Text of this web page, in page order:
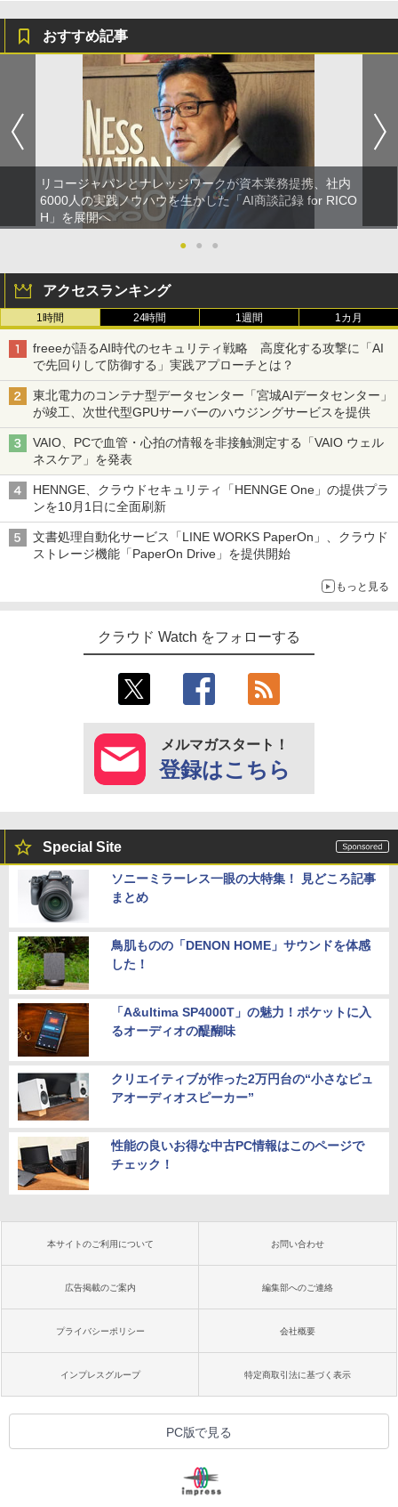
おすすめ記事
リコージャパンとナレッジワークが資本業務提携、社内
6000人の実践ノウハウを生かした「AI商談記録 for RICO
H」を展開へ
●
● ●
アクセスランキング
1時間 24時間 1週間 1カ月
freeeが語るAI時代のセキュリティ戦略 高度化する攻撃に「AI
で先回りして防御する」実践アプローチとは？
東北電力のコンテナ型データセンター「宮城AIデータセンター」
が竣工、次世代型GPUサーバーのハウジングサービスを提供
VAIO、PCで血管・心拍の情報を非接触測定する「VAIO ウェル
ネスケア」を発表
HENNGE、クラウドセキュリティ「HENNGE One」の提供プラ
ンを10月1日に全面刷新
文書処理自動化サービス「LINE WORKS PaperOn」、クラウド
ストレージ機能「PaperOn Drive」を提供開始
もっと見る
クラウド Watch をフォローする
メルマガスタート！
登録はこちら
Special Site
ソニーミラーレス一眼の大特集！ 見どころ記事
まとめ
鳥肌ものの「DENON HOME」サウンドを体感
した！
「A&ultima SP4000T」の魅力！ポケットに入
るオーディオの醍醐味
クリエイティブが作った2万円台の“小さなピュ
アオーディオスピーカー”
性能の良いお得な中古PC情報はこのページで
チェック！
本サイトのご利用について お問い合わせ
広告掲載のご案内 編集部へのご連絡
プライバシーポリシー 会社概要
インプレスグループ 特定商取引法に基づく表示
PC版で見る